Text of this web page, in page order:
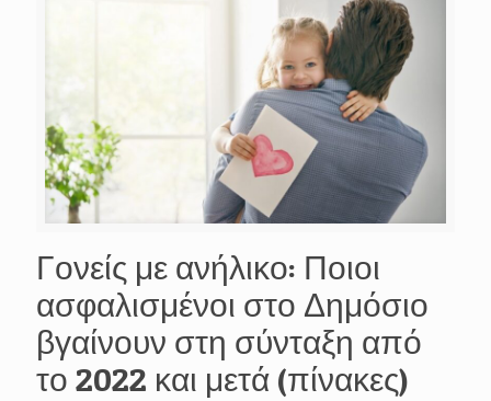
Γονείς με ανήλικο: Ποιοι
ασφαλισμένοι στο Δημόσιο
βγαίνουν στη σύνταξη από
το 2022 και μετά (πίνακες)